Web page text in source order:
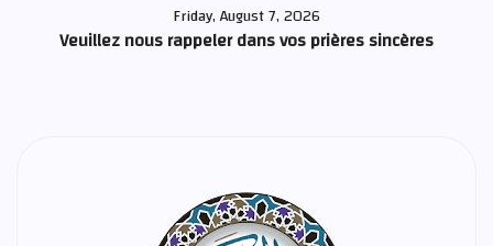
Friday, August 7, 2026
Veuillez nous rappeler dans vos prières sincères